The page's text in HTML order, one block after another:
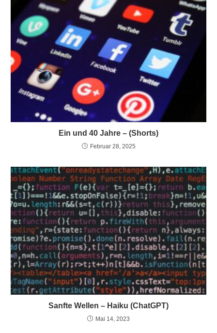
Ein und 40 Jahre – (Shorts)
Februar 28, 2025
Sanfte Wellen – Haiku (ChatGPT)
Mai 14, 2023